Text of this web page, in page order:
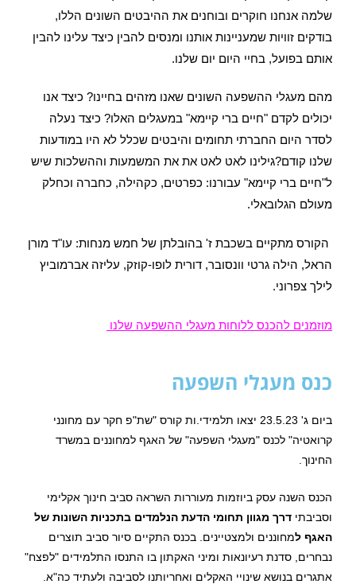
שלמה אנחנו חוקרים ובוחנים את ההיבטים השונים הללו,
בודקים זוויות שמעניינות אותנו ומנסים להבין כיצד עלינו להבין
אותם בפועל, בחיי היום יום שלנו.
מהם מעגלי ההשפעה השונים שאנו מזהים בחיינו? כיצד אנו
יכולים לקדם "חיים ברי קיימא" במעגלים האלו? כיצד נעלה
לסדר היום החברתי תחומים והיבטים שכלל לא היו במודעות
שלנו קודם?גילינו לאט לאט את את המשמעות וההשלכות שיש
ל"חיים ברי קיימא" עבורנו: כפרטים, כקהילה, כחברה וכחלק
מעולם הגלובאלי.
הקורס מתקיים בשכבת ז' בהובלתן של חמש מנחות: עו"ד מורן
הראל, הילה גרטי וונסובר, דורית לופו-קוזק, עליזה אברמוביץ
לילך צפרוני.
מוזמנים להכנס ללוחות מעגלי ההשפעה שלנו
כנס מעגלי השפעה
ביום ג' 23.5.23 יצאו תלמידי.ות קורס "שת"פ חקר עם מחונני
קרואטיה" לכנס "מעגלי השפעה" של האגף למחוננים במשרד
החינוך.
הכנס השנה עסק ביוזמות מעוררות השראה סביב חינוך אקלימי
וסביבתי דרך מגוון תחומי הדעת הנלמדים בתכניות השונות של
האגף למחוננים ולמצטיינים. בכנס התקיים סיור סביב תוצרים
נבחרים, סדנת רעיונאות ומיני האקתון בו התנסו התלמידים "לפצח"
אתגרים בנושא שינויי האקלים ואחריותנו לסביבה ולעתיד כה"א.